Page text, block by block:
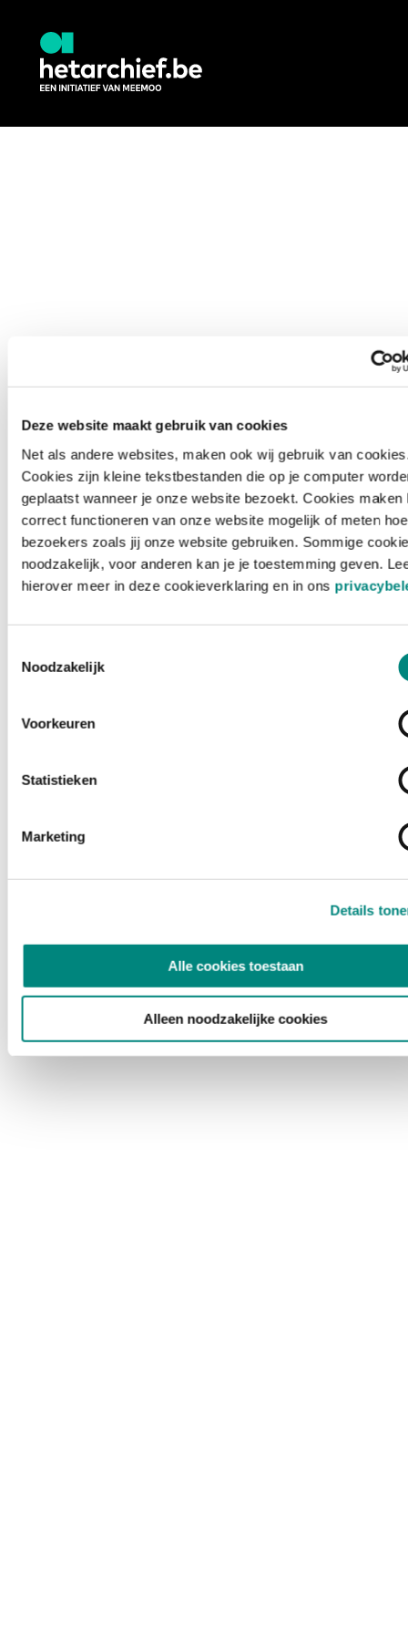
Deze website maakt gebruik van cookies
Net als andere websites, maken ook wij gebruik van
Cookies zijn kleine tekstbestanden die op je computer
geplaatst wanneer je onze website bezoekt. Cookies maken
correct functioneren van onze website mogelijk of meten hoe
bezoekers zoals jij onze website gebruiken. Sommige
noodzakelijk, voor anderen kan je je toestemming geven.
hierover meer in deze cookieverklaring en in ons
Noodzakelijk
Voorkeuren
Statistieken
Marketing
Details
Alle cookies toestaan
Alleen noodzakelijke cookies